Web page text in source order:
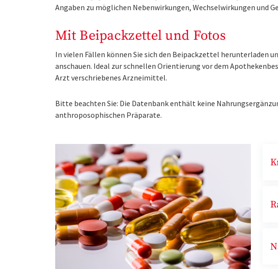
Angaben zu möglichen Nebenwirkungen, Wechselwirkungen und
Mit Beipackzettel und Fotos
In vielen Fällen können Sie sich den Beipackzettel herunterladen
anschauen. Ideal zur schnellen Orientierung vor dem
Arzt verschriebenes Arzneimittel.
Bitte beachten Sie: Die Datenbank enthält keine
anthroposophischen Präparate.